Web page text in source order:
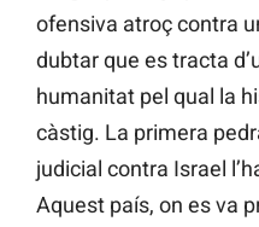
ofensiva atroç contra
dubtar que es tracta
humanitat pel qual la
càstig. La primera
judicial contra Israel
Aquest país, on es va